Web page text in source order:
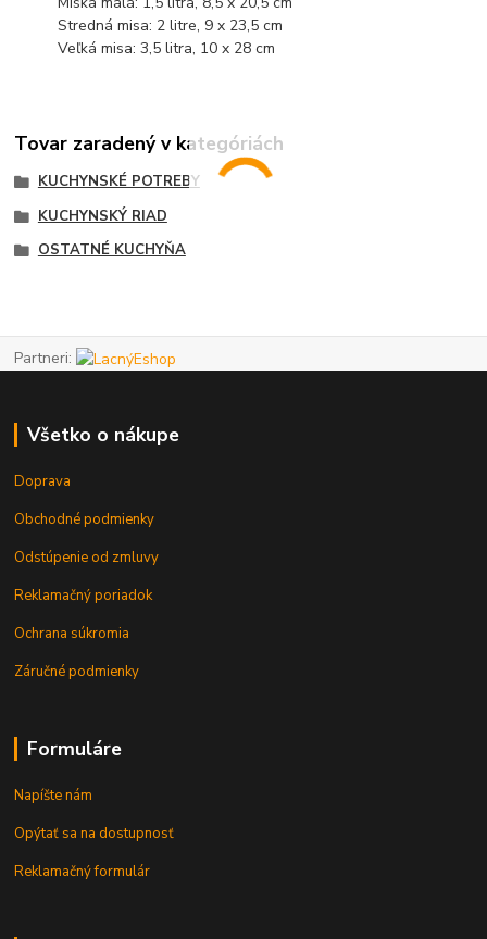
Stredná misa: 2 litre, 9 x 23,5 cm
Veľká misa: 3,5 litra, 10 x 28 cm
Tovar zaradený v kategóriách
KUCHYNSKÉ POTREBY
KUCHYNSKÝ RIAD
OSTATNÉ KUCHYŇA
Partneri:
Všetko o nákupe
Doprava
Obchodné podmienky
Odstúpenie od zmluvy
Reklamačný poriadok
Ochrana súkromia
Záručné podmienky
Formuláre
Napíšte nám
Opýtať sa na dostupnosť
Reklamačný formulár